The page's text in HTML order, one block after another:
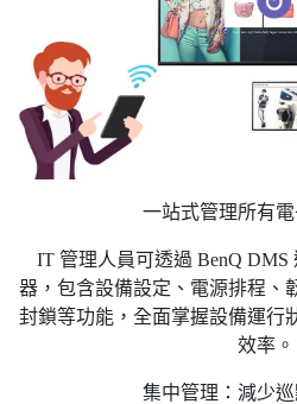
一站式管理所有
IT 管理人員可透過 BenQ DMS
器，包含設備設定、電源排程、
封鎖等功能，全面掌握設備運行
效率。
集中管理：減少